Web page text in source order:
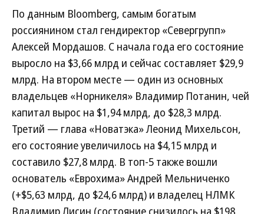
По данным Bloomberg, самым богатым
россиянином стал гендиректор «Севергрупп»
Алексей Мордашов. С начала года его состояние
выросло на $3,66 млрд и сейчас составляет $29,9
млрд. На втором месте — один из основных
владельцев «Норникеля» Владимир Потанин, чей
капитал вырос на $1,94 млрд, до $28,3 млрд.
Третий — глава «Новатэка» Леонид Михельсон,
его состояние увеличилось на $4,15 млрд и
составило $27,8 млрд. В топ-5 также вошли
основатель «Еврохима» Андрей Мельниченко
(+$5,63 млрд, до $24,6 млрд) и владелец НЛМК
Владимир Лисин (состояние снизилось на $198